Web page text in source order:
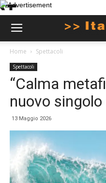
Home Spettacoli
Spettacoli
“Calma
nuovo
13 Maggio 2026